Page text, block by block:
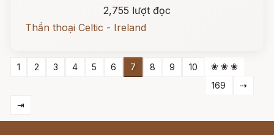
2,755 lượt đọc
Thần thoại Celtic - Ireland
1 2 3 4 5 6 7 8 9 10
❀ ❀ ❀
169
⇢
⇥